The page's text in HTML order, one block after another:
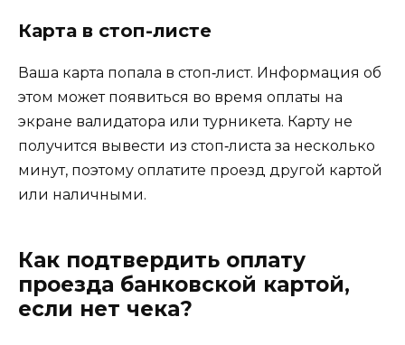
Карта в стоп-листе
Ваша карта попала в стоп‑лист. Информация об
этом может появиться во время оплаты на
экране валидатора или турникета. Карту не
получится вывести из стоп‑листа за несколько
минут, поэтому оплатите проезд другой картой
или наличными.
Как подтвердить оплату
проезда банковской картой,
если нет чека?